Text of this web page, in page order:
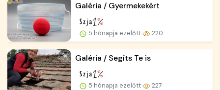
Galéria / Gyermekekért
5 hónapja ezelőtt 220
Galéria / Segíts Te is
5 hónapja ezelőtt 227